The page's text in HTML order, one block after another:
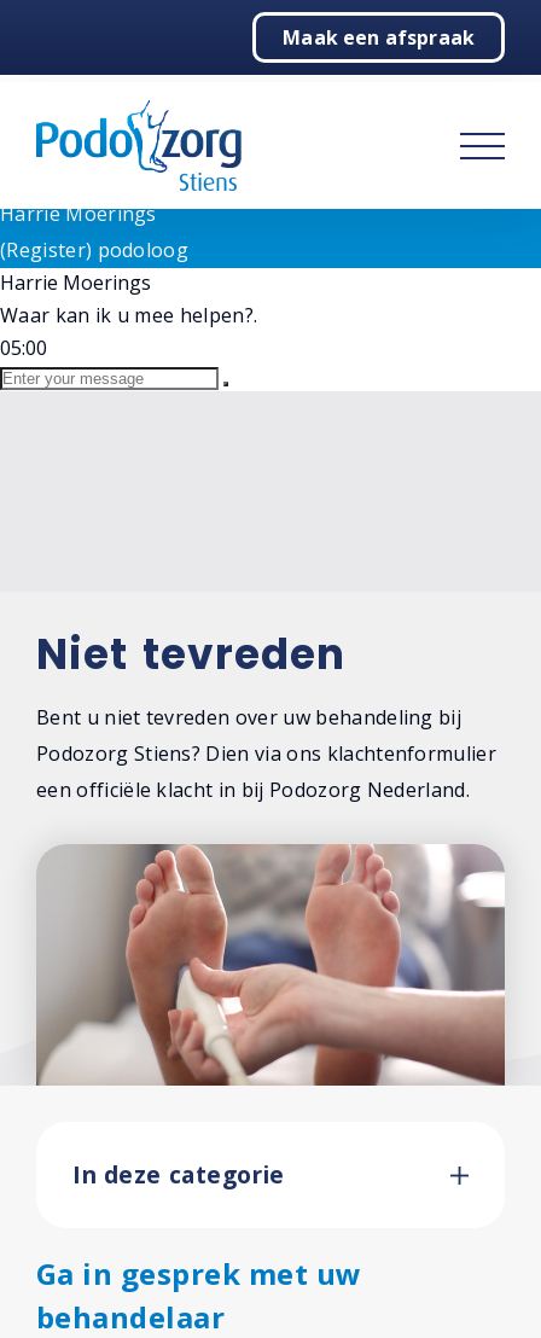
Goedemorgen!
Wij staan voor u klaar bij vragen. Selecteer hieronder
onze medewerker.
(Register) podoloogHarrie Moerings
Harrie Moerings
(Register) podoloog
Harrie Moerings
Waar kan ik u mee helpen?.
05:00
Maak een afspraak
Podologie
Behandelingen
Over ons
Contact
Contactgegevens
Facebook
Niet tevreden
Bent u niet tevreden over uw behandeling bij
Podozorg Stiens? Dien via ons klachtenformulier
een officiële klacht in bij Podozorg Nederland.
In deze categorie
Ga in gesprek met uw
behandelaar